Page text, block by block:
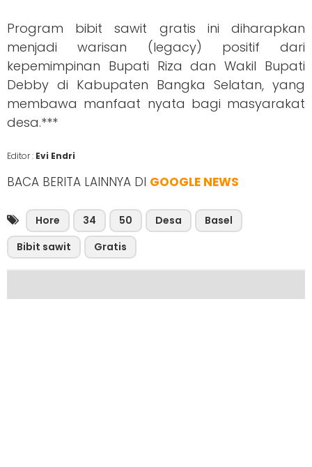
Program bibit sawit gratis ini diharapkan
menjadi warisan (legacy) positif dari
kepemimpinan Bupati Riza dan Wakil Bupati
Debby di Kabupaten Bangka Selatan, yang
membawa manfaat nyata bagi masyarakat
desa.***
Editor : Evi Endri
BACA BERITA LAINNYA DI GOOGLE NEWS
Hore 34 50 Desa
Basel
Bibit sawit
Gratis